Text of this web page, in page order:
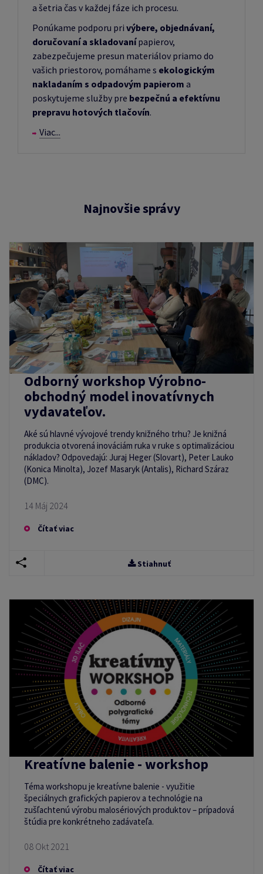
a šetria čas v každej fáze ich procesu.
Ponúkame podporu pri výbere, objednávaní,
doručovaní a skladovanípapierov,
zabezpečujeme presun materiálov priamo do
vašich priestorov, pomáhame s ekologickým
nakladaním s odpadovým papierom a
poskytujeme služby pre bezpečnú a efektívnu
prepravu hotových tlačovín.
Viac...
Najnovšie správy
Odborný workshop Výrobno-
obchodný model inovatívnych
vydavateľov.
Aké sú hlavné vývojové trendy knižného trhu? Je knižná
produkcia otvorená inováciám ruka v ruke s optimalizáciou
nákladov? Odpovedajú: Juraj Heger (Slovart), Peter Lauko
(Konica Minolta), Jozef Masaryk (Antalis), Richard Száraz
(DMC).
14 Máj 2024
Čítať viac
Stiahnuť
Kreatívne balenie - workshop
Téma workshopu je kreatívne balenie - využitie
špeciálnych grafických papierov a technológie na
zušľachtenú výrobu malosériových produktov – prípadová
štúdia pre konkrétneho zadávateľa.
08 Okt 2021
Čítať viac